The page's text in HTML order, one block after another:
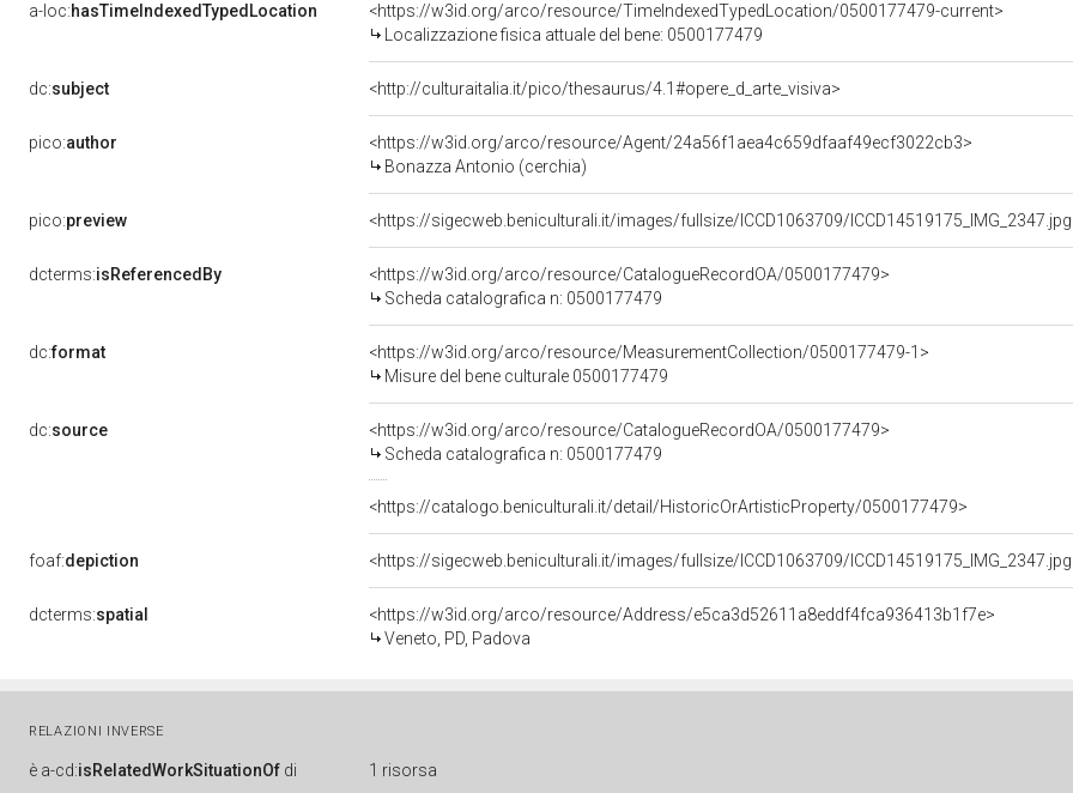
a-loc:hasTimeIndexedTypedLocation
<https://w3id.org/arco/resource/TimeIndexedTypedLocation/0500177479-current>
Localizzazione fisica attuale del bene: 0500177479
dc:subject <http://culturaitalia.it/pico/thesaurus/4.1#opere_d_arte_visiva>
pico:author
<https://w3id.org/arco/resource/Agent/24a56f1aea4c659dfaaf49ecf3022cb3>
Bonazza Antonio (cerchia)
pico:preview <https://sigecweb.beniculturali.it/images/fullsize/ICCD1063709/
dcterms:isReferencedBy
<https://w3id.org/arco/resource/CatalogueRecordOA/0500177479>
Scheda catalografica n: 0500177479
dc:format
<https://w3id.org/arco/resource/MeasurementCollection/0500177479-1>
Misure del bene culturale 0500177479
dc:source
<https://w3id.org/arco/resource/CatalogueRecordOA/0500177479>
Scheda catalografica n: 0500177479
<https://catalogo.beniculturali.it/detail/HistoricOrArtisticProperty/0500177479>
foaf:depiction <https://sigecweb.beniculturali.it/images/fullsize/ICCD1063709/
dcterms:spatial
<https://w3id.org/arco/resource/Address/e5ca3d52611a8eddf4fca936413b1f7e>
Veneto, PD, Padova
RELAZIONI INVERSE
è a-cd:isRelatedWorkSituationOf di 1 risorsa